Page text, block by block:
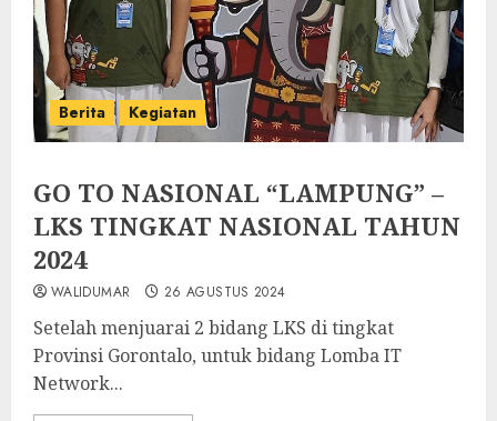
Berita Kegiatan
GO TO NASIONAL “LAMPUNG” –
LKS TINGKAT NASIONAL TAHUN
2024
WALIDUMAR 26 AGUSTUS 2024
Setelah menjuarai 2 bidang LKS di tingkat
Provinsi Gorontalo, untuk bidang Lomba IT
Network...